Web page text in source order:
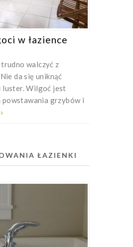
w łazience
walczyć z
da się uniknąć
luster. Wilgoć jest
powstawania grzybów i
ŁAZIENKI